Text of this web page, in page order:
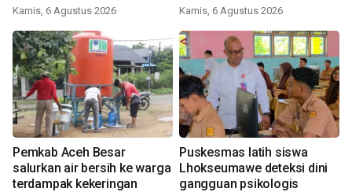
Kamis, 6 Agustus 2026 Kamis, 6 Agustus 2026
Pemkab Aceh Besar
salurkan air bersih ke warga
terdampak kekeringan
Puskesmas latih siswa
Lhokseumawe deteksi dini
gangguan psikologis